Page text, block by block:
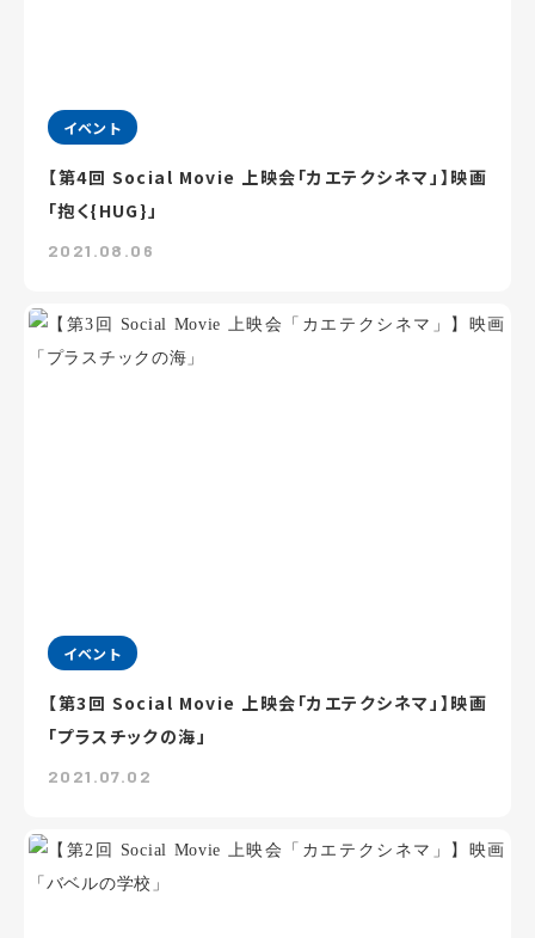
イベント
【第4回 Social Movie 上映会「カエテクシネマ」】映画
「抱く{HUG}」
2021.08.06
イベント
【第3回 Social Movie 上映会「カエテクシネマ」】映画
「プラスチックの海」
2021.07.02